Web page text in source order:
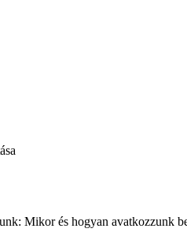
Mikor és hogyan avatkozzunk